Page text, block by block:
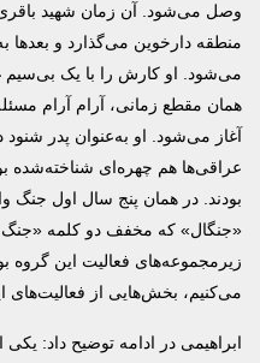
وصل می‌شود. آن زمان شهید
منطقه دارخوین می‌گذارد و بعدها
می‌شود. او کارش را با یک بی‌سیم
همان مقطع زمانی، آرام آرام
آغاز می‌شود. او به‌عنوان پدر
عراقی‌ها هم چهره‌ای شناخته‌شده
بودند. در همان پنج سال اول جنگ
«جنگال» که مخفف دو کلمه «جنگ
زیرمجموعه‌های فعالیت این گروه
می‌کنیم، بخش‌هایی از فعالیت‌های
ابراهیمی در ادامه توضیح داد: